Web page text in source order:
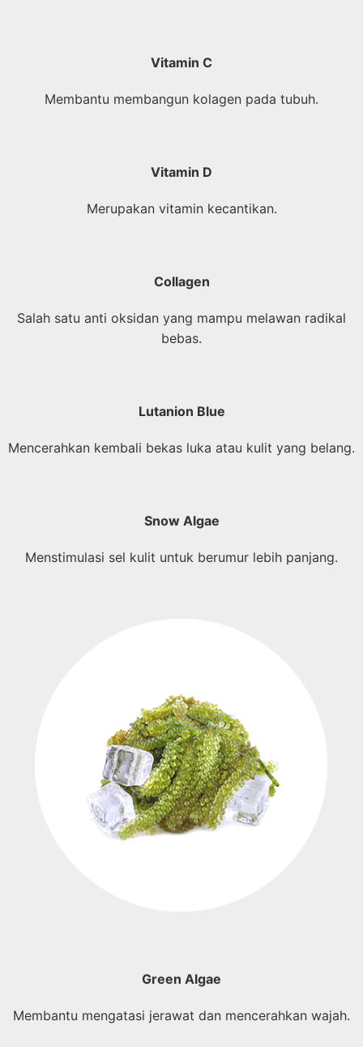
Vitamin C
Membantu membangun kolagen pada tubuh.
Vitamin D
Merupakan vitamin kecantikan.
Collagen
Salah satu anti oksidan yang mampu melawan radikal
bebas.
Lutanion Blue
Mencerahkan kembali bekas luka atau kulit yang belang.
Snow Algae
Menstimulasi sel kulit untuk berumur lebih panjang.
Green Algae
Membantu mengatasi jerawat dan mencerahkan wajah.